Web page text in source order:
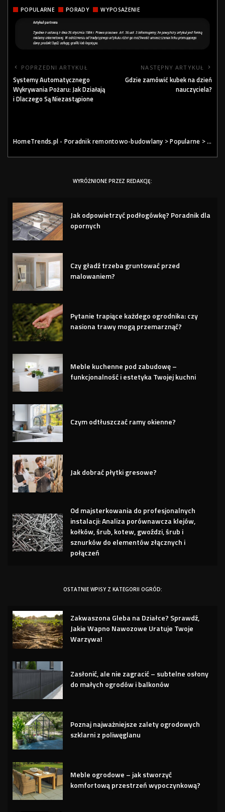
POPULARNE PORADY WYPOSAŻENIE
POPRZEDNI ARTYKUŁ
Systemy Automatycznego
Wykrywania Pożaru: Jak Działają
i Dlaczego Są Niezastąpione
NASTĘPNY ARTYKUŁ
Gdzie zamówić kubek na dzień
nauczyciela?
HomeTrends.pl - Poradnik remontowo-budowlany >Popularne >
WYRÓŻNIONE PRZEZ REDAKCJĘ:
Jak odpowietrzyć podłogówkę? Poradnik dla
opornych
Czy gładź trzeba gruntować przed
malowaniem?
Pytanie trapiące każdego ogrodnika: czy
nasiona trawy mogą przemarznąć?
Meble kuchenne pod zabudowę –
funkcjonalność i estetyka Twojej kuchni
Czym odtłuszczać ramy okienne?
Jak dobrać płytki gresowe?
Od majsterkowania do profesjonalnych
instalacji: Analiza porównawcza klejów,
kołków, śrub, kotew, gwoździ, śrub i
sznurków do elementów złącznych i
połączeń
OSTATNIE WPISY Z KATEGORII OGRÓD:
Zakwaszona Gleba na Działce? Sprawdź,
Jakie Wapno Nawozowe Uratuje Twoje
Warzywa!
Zasłonić, ale nie zagracić – subtelne osłony
do małych ogrodów i balkonów
Poznaj najważniejsze zalety ogrodowych
szklarni z poliwęglanu
Meble ogrodowe – jak stworzyć
komfortową przestrzeń wypoczynkową?